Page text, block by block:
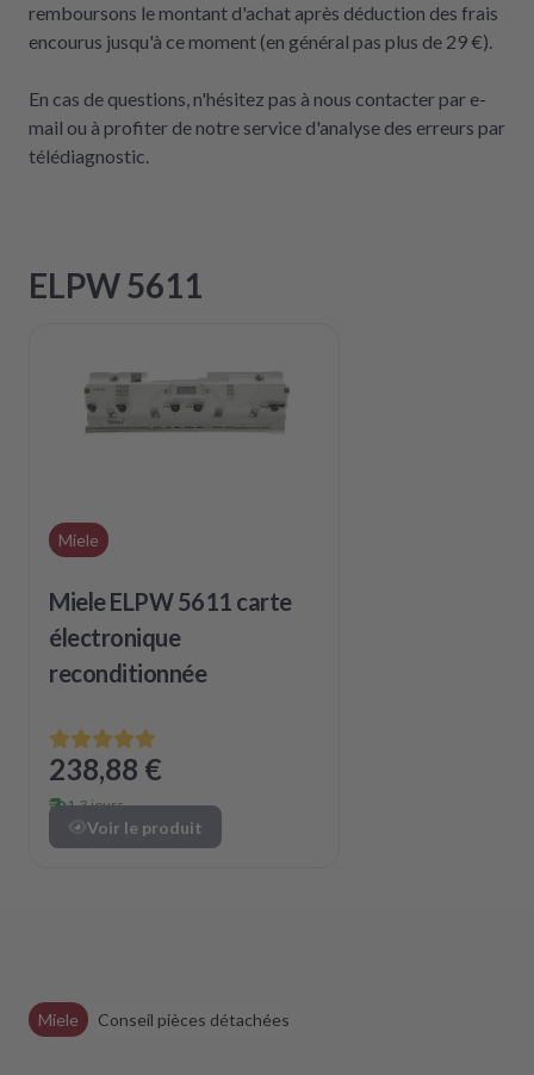
remboursons le montant d'achat après déduction des frais
encourus jusqu'à ce moment (en général pas plus de 29 €).
En cas de questions, n'hésitez pas à nous contacter par e-
mail ou à profiter de notre service d'analyse des erreurs par
télédiagnostic.
ELPW 5611
Miele
Miele ELPW 5611 carte
électronique
reconditionnée
238,88 €
1-3 jours
Voir le produit
Miele Conseil pièces détachées